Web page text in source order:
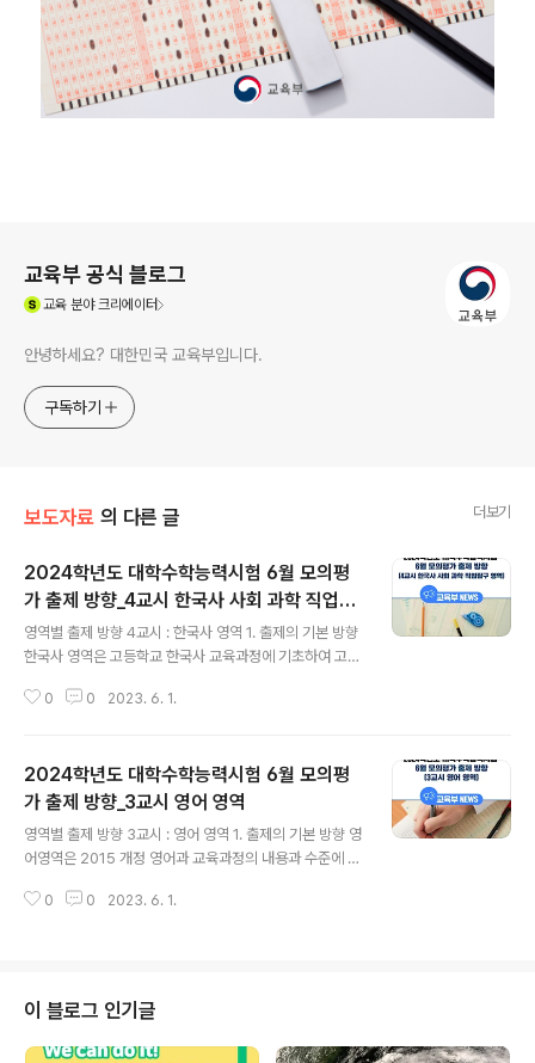
교육부 공식 블로그
교육분야 크리에이터
안녕하세요? 대한민국 교육부입니다.
구독하기
보도자료 의 다른 글 더보기
2024학년도 대학수학능력시험 6월 모의평
가 출제 방향_4교시 한국사 사회 과학 직업탐
구 영역
영역별 출제 방향 4교시 : 한국사 영역 1. 출제의 기본 방향
한국사 영역은 고등학교 한국사 교육과정에 기초하여 고등
도와 역사적 사고력을 종합적으로 평가하는 문항을 출제하
중요한내용을 중심으로 평이하게 출제하였다. 단원 시대별
로 편중되지 않고 고르게 교육과정의 핵심 내용 위주로 출
제하여학교 수업을 통해 교육과정을 충실히 이수한 학생이
라면 높은 등급을 받을 수 있도록 출제하였다. 2. 출제 범위
준에 맞추었다. 문항의 소재는 9종 교과서에 공통으로 수
0 0 2023. 6. 1.
2024학년도 대학수학능력시험 6월 모의평
가 출제 방향_3교시 영어 영역
영역별 출제 방향 3교시 : 영어 영역 1. 출제의 기본 방향 영
어영역은 2015 개정 영어과 교육과정의 내용과 수준에 맞
‘대학에서 수학하는 데 필요한 영어 사용 능력’을 측정하는
본 어휘와 시험 과목 수준에서 사용 빈도가 높은 어휘를 사
용하여 출제한다. 동일한 능력을 측정하는 유사한 문항 유
형을 가감하거나 교체할 수 있는 모듈형 원칙에 따라 검사
0 0 2023. 6. 1.
이 블로그 인기글